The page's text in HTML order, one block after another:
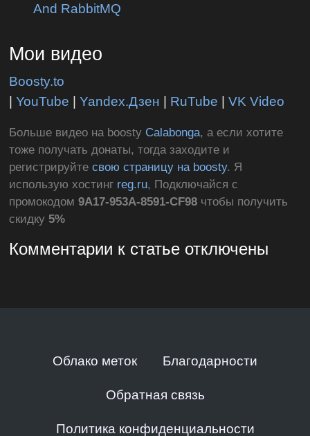
And RabbitMQ
Мои видео
Boosty.to
|YouTube |Yandex.Дзен | RuTube |VK Video
Больше видео на boosty Calabonga, а если хотите
тоже получать донаты, тогда заходите и
регистрируйтесвою страницу на boosty. Я
использую хостинг reg.ru, Подключайся с
промокодом9A17-953A-8591-CF98 чтобы получить
скидку5%
Комментарии к статье отключены
Облако меток Благодарности
Обратная связь
Политика конфиденциальности